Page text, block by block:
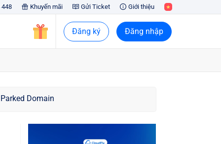
448 Khuyến mãi Gửi Ticket Giới thiệu
Đăng ký Đăng nhập
Domain